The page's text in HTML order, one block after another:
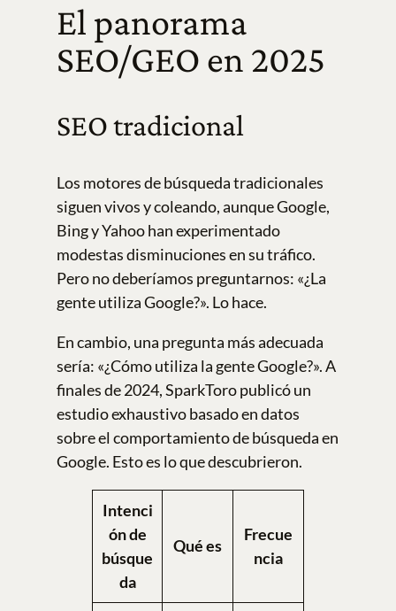
El panorama
SEO/GEO en 2025
SEO tradicional
Los motores de búsqueda tradicionales
siguen vivos y coleando, aunque Google,
Bing y Yahoo han experimentado
modestas disminuciones en su tráfico.
Pero no deberíamos preguntarnos: «¿La
gente utiliza Google?». Lo hace.
En cambio, una pregunta más adecuada
sería: «¿Cómo utiliza la gente Google?». A
finales de 2024, SparkToro publicó un
estudio exhaustivo basado en datos
sobre el comportamiento de búsqueda en
Google. Esto es lo que descubrieron.
Intenci
ón de
búsque
da
Qué es
Frecue
ncia